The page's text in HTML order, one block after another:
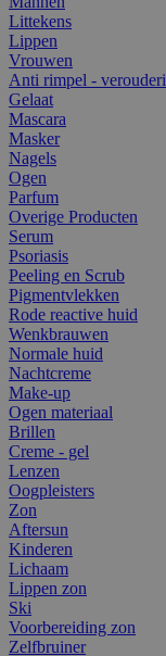
Littekens
Lippen
Vrouwen
Anti rimpel -
Gelaat
Mascara
Masker
Nagels
Ogen
Parfum
Overige Producten
Serum
Psoriasis
Peeling en Scrub
Pigmentvlekken
Rode reactive huid
Wenkbrauwen
Normale huid
Nachtcreme
Make-up
Ogen materiaal
Brillen
Creme - gel
Lenzen
Oogpleisters
Zon
Aftersun
Kinderen
Lichaam
Lippen zon
Ski
Voorbereiding zon
Zelfbruiner